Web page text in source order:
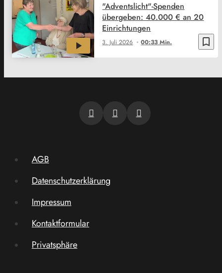
bookmark_border
3. Juli 2026 00:33 Min.
"Adventslicht"-Spenden
übergeben: 40.000 € an 20
Einrichtungen
AGB
Datenschutzerklärung
Impressum
Kontaktformular
Privatsphäre